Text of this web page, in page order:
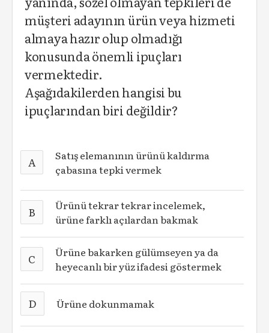
müşteri adayının ürün veya hizmeti
almaya hazır olup olmadığı
konusunda önemli ipuçları
vermektedir.
Aşağıdakilerden hangisi bu
ipuçlarından biri değildir?
A
Satış elemanının ürünü kaldırma
çabasına tepki vermek
B
Ürünü tekrar tekrar incelemek,
ürüne farklı açılardan bakmak
C
Ürüne bakarken gülümseyen ya da
heyecanlı bir yüz ifadesi göstermek
D Ürüne dokunmamak